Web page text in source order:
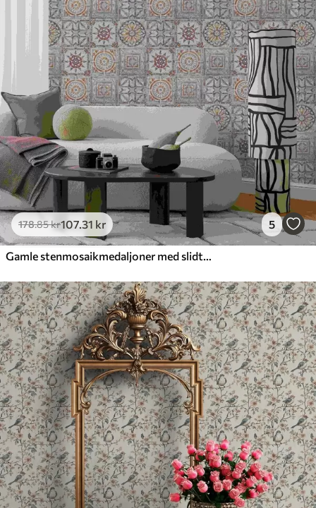
178.85kr107.31 kr 5
Gamle stenmosaikmedaljoner med slidte detaljer